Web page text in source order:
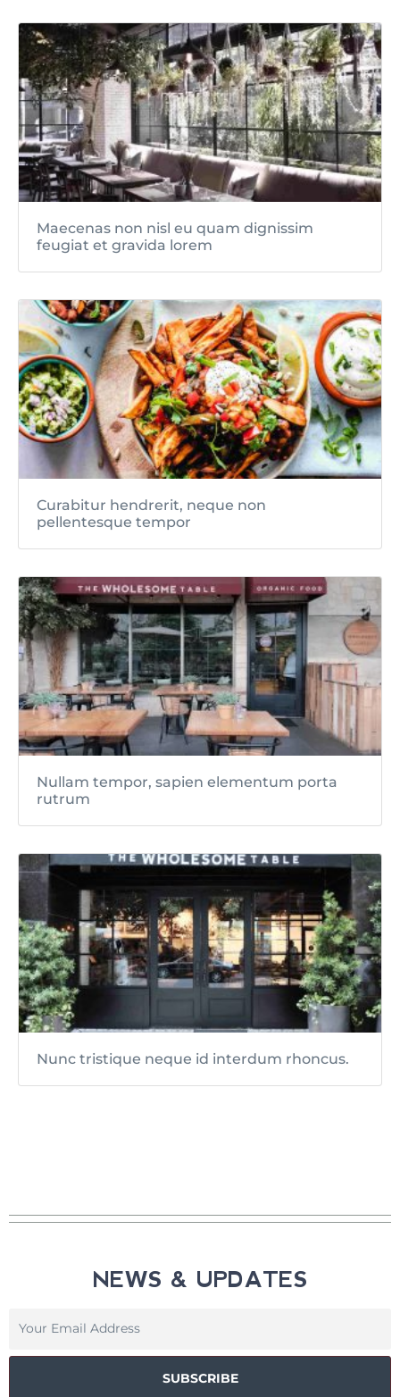
Maecenas non nisl eu quam dignissim
feugiat et gravida lorem
Curabitur hendrerit, neque non
pellentesque tempor
Nullam tempor, sapien elementum porta
rutrum
Nunc tristique neque id interdum rhoncus.
NEWS & UPDATES
SUBSCRIBE